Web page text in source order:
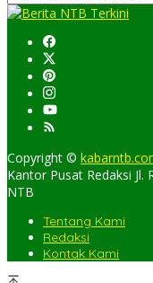
Copyright ©
Kantor Pusat Redaksi
NTB
Tentang Kami
Redaksi
Kontak Kami